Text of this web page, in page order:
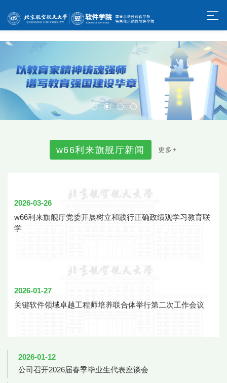
w66利 来旗舰 厅新闻 更 多 +
2026-01-12
公司召开2026届春季毕业生代表座谈会
2026-03-26
w66利来旗舰厅党委开展树立和践行正确政绩观学习教育联
学
2026-01-27
关键软件领域卓越工程师培养联合体举行第二次工作会议